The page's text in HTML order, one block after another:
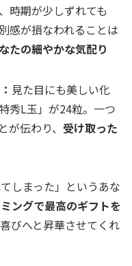
時期が少しずれても
感が損なわれることは
たの細やかな気配り
見た目にも美しい化
秀L玉」が24粒。一つ
伝わり、 受け取った
しまった」というあな
ミングで最高のギフトを
びへと昇華させてくれ